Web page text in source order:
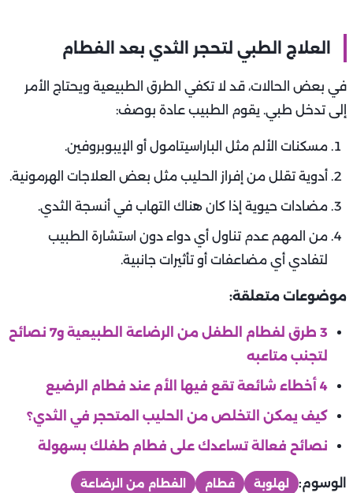
العلاج الطبي لتحجر الثدي بعد الفطام
في بعض الحالات، قد لا تكفي الطرق الطبيعية ويحتاج الأمر
إلى تدخل طبي. يقوم الطبيب عادة بوصف:
مسكنات الألم مثل الباراسيتامول أو الإيبوبروفين.
أدوية تقلل من إفراز الحليب مثل بعض العلاجات الهرمونية.
مضادات حيوية إذا كان هناك التهاب في أنسجة الثدي.
من المهم عدم تناول أي دواء دون استشارة الطبيب
لتفادي أي مضاعفات أو تأثيرات جانبية.
موضوعات متعلقة:
3 طرق لفطام الطفل من الرضاعة الطبيعية و7 نصائح
لتجنب متاعبه
4 أخطاء شائعة تقع فيها الأم عند فطام الرضيع
كيف يمكن التخلص من الحليب المتحجر في الثدي؟
نصائح فعالة تساعدك على فطام طفلك بسهولة
الوسوم: لهلوبة فطام
الفطام من الرضاعة